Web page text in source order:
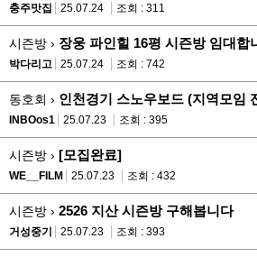
충주맛집 25.07.24 조회 : 311
시즌방 › 장웅 파인힐 16평 시즌방 임대합
박다리고 25.07.24 조회 : 742
동호회 › 인천경기 스노우보드 (지역모임
INBOos1 25.07.23 조회 : 395
시즌방 › [모집완료]
WE__FILM 25.07.23 조회 : 432
시즌방 › 2526 지산 시즌방 구해봅니다
거성중기 25.07.23 조회 : 393